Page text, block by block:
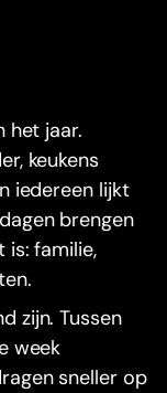
het jaar.
keukens
iedereen lijkt
brengen
is: familie,
zijn. Tussen
week
sneller op